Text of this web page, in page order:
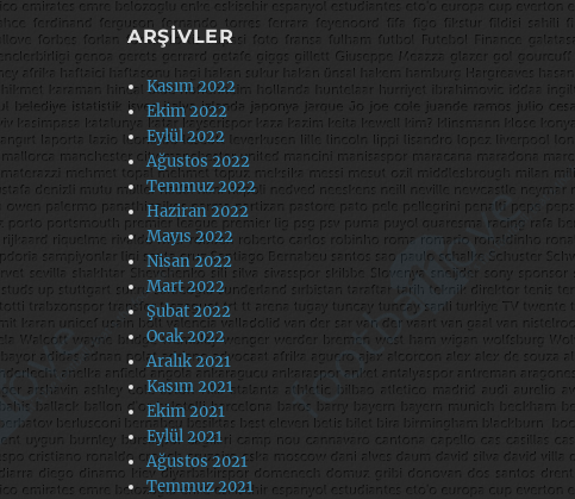
ARŞIVLER
Kasım 2022
Ekim 2022
Eylül 2022
Ağustos 2022
Temmuz 2022
Haziran 2022
Mayıs 2022
Nisan 2022
Mart 2022
Şubat 2022
Ocak 2022
Aralık 2021
Kasım 2021
Ekim 2021
Eylül 2021
Ağustos 2021
Temmuz 2021